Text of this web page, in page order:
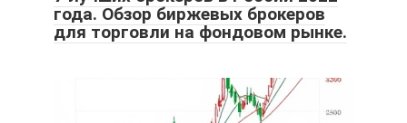
года. Обзор биржевых брокеров
для торговли на фондовом рынке.